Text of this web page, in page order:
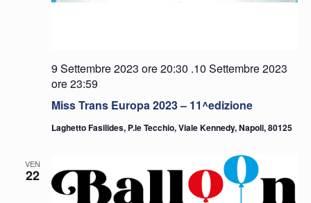
Miss Trans Europa 2023 – 11^edizione
9 Settembre 2023 ore 20:30 .10 Settembre 2023
ore 23:59
Laghetto Fasilides, P.le Tecchio, Viale Kennedy, Napoli, 80125
VEN
22